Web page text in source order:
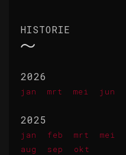
HISTORIE
2026
jan mrt mei jun
2025
jan feb mrt mei
aug
sep okt